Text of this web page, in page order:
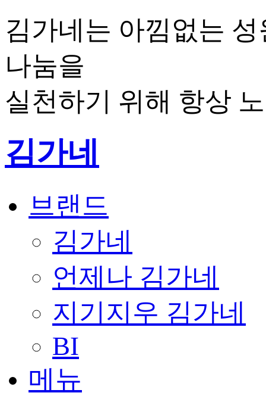
김가네는 아낌없는
나눔을
실천하기 위해 항상
김가네
브랜드
김가네
언제나 김가네
지기지우 김가네
BI
메뉴